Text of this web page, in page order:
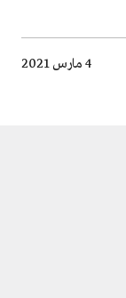
4 مارس 2021